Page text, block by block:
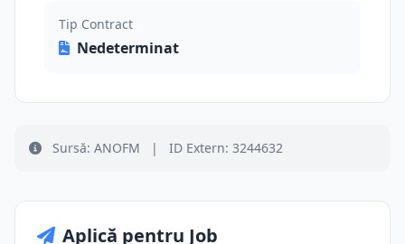
Tip Contract
Nedeterminat
Sursă: ANOFM | ID Extern: 3244632
Aplică pentru Job